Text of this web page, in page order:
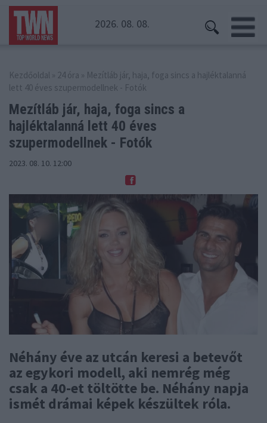
2026. 08. 08.
Kezdőoldal » 24 óra » Mezítláb jár, haja, foga sincs a hajléktalanná
lett 40 éves szupermodellnek - Fotók
Mezítláb jár, haja, foga sincs a
hajléktalanná lett 40 éves
szupermodellnek - Fotók
2023. 08. 10. 12:00
Néhány éve az utcán keresi a betevőt
az egykori modell, aki nemrég még
csak a 40-et töltötte be. Néhány napja
ismét drámai képek készültek róla.